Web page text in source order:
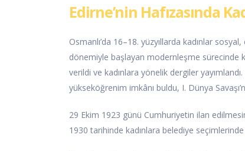
Edirne’nin Hafızasında
Osmanlı’da 16–18. yüzyıllarda kadınlar
dönemiyle başlayan modernleşme sürecinde
verildi ve kadınlara yönelik dergiler
yükseköğrenim imkânı buldu, I. Dünya
29 Ekim 1923 günü Cumhuriyetin ilan
1930 tarihinde kadınlara belediye